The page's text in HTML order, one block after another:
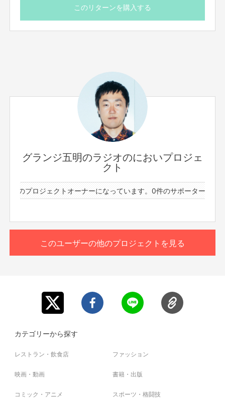
グランジ五明のラジオのにおいプロジェ
クト
のプロジェクトオーナーになっています。0件のサポーターと44件
このリターンを購入する
このユーザーの他のプロジェクトを見る
カテゴリーから探す
レストラン・飲食店 ファッション
映画・動画 書籍・出版
コミック・アニメ スポーツ・格闘技